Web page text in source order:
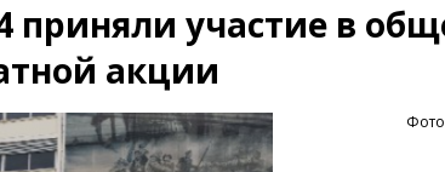
участие в
акции